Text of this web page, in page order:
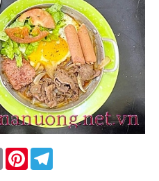
Email Pinterest